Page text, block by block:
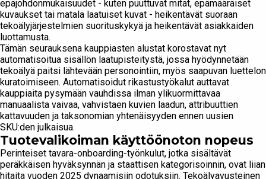
epäjohdonmukaisuudet - kuten puuttuvat mitat, epämääräiset
kuvaukset tai matala laatuiset kuvat - heikentävät suoraan
tekoälyjärjestelmien suorituskykyä ja heikentävät asiakkaiden
luottamusta.
Tämän seurauksena kauppiasten alustat korostavat nyt
automatisoitua sisällön laatupisteitystä, jossa hyödynnetään
tekoälyä paitsi lähtevään personointiin, myös saapuvan luettelon
kuratoimiseen. Automatisoidut rikastustyökalut auttavat
kauppiaita pysymään vauhdissa ilman ylikuormittavaa
manuaalista vaivaa, vahvistaen kuvien laadun, attribuuttien
kattavuuden ja taksonomian yhtenäisyyden ennen uusien
SKU:den julkaisua.
Tuotevalikoiman käyttöönoton nopeus
Perinteiset tavara-onboarding-työnkulut, jotka sisältävät
peräkkäisen hyväksynnän ja staattisen kategorisoinnin, ovat liian
hitaita vuoden 2025 dynaamisiin odotuksiin. Tekoälyavusteinen